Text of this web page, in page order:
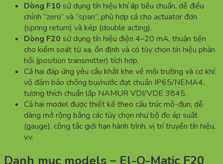
Dòng F10 sử dụng tín hiệu khí áp tiêu chuẩn, dễ điều
chỉnh “zero” và “span”, phù hợp cả cho actuator đơn
(spring return) và kép (double acting).
Dòng F20 sử dụng tín hiệu điện 4–20 mA, thuận tiện
cho kiểm soát từ xa, ổn định và có tùy chọn tín hiệu phản
hồi (position transmitter) tích hợp.
Cả hai đáp ứng yêu cầu khắt khe về môi trường và cơ khí:
vỏ đảm bảo chống bụi/nước đạt chuẩn IP65/NEMA4,
tương thích chuẩn lắp NAMUR VDI/VDE 3845.
Cả hai model được thiết kế theo cấu trúc mô-đun, dễ
dàng mở rộng bằng các tùy chọn như bộ đo áp suất
(gauge), công tắc giới hạn hành trình, vị trí truyền tín hiệu,
v.v.
Danh mục models – El-O-Matic F20